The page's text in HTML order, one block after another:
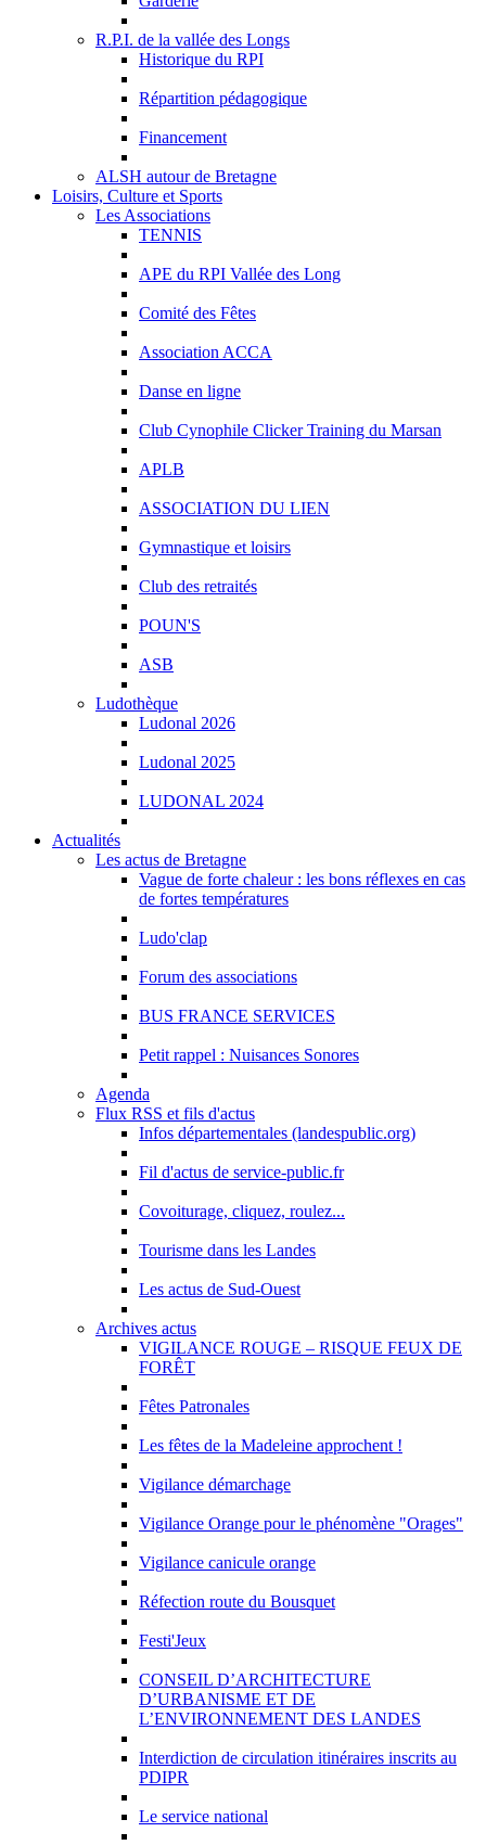
R.P.I. de la vallée des Longs
Historique du RPI
Répartition pédagogique
Financement
ALSH autour de Bretagne
Loisirs, Culture et Sports
Les Associations
TENNIS
APE du RPI Vallée des Long
Comité des Fêtes
Association ACCA
Danse en ligne
Club Cynophile Clicker Training du Marsan
APLB
ASSOCIATION DU LIEN
Gymnastique et loisirs
Club des retraités
POUN'S
ASB
Ludothèque
Ludonal 2026
Ludonal 2025
LUDONAL 2024
Actualités
Les actus de Bretagne
Vague de forte chaleur : les bons réflexes en cas
de fortes températures
Ludo'clap
Forum des associations
BUS FRANCE SERVICES
Petit rappel : Nuisances Sonores
Agenda
Flux RSS et fils d'actus
Infos départementales (landespublic.org)
Fil d'actus de service-public.fr
Covoiturage, cliquez, roulez...
Tourisme dans les Landes
Les actus de Sud-Ouest
Archives actus
VIGILANCE ROUGE – RISQUE FEUX DE
FORÊT
Fêtes Patronales
Les fêtes de la Madeleine approchent !
Vigilance démarchage
Vigilance Orange pour le phénomène "Orages"
Vigilance canicule orange
Réfection route du Bousquet
Festi'Jeux
CONSEIL D’ARCHITECTURE
D’URBANISME ET DE
L’ENVIRONNEMENT DES LANDES
Interdiction de circulation itinéraires inscrits au
PDIPR
Le service national